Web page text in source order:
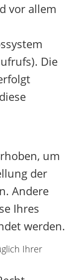
vor allem
Die
um
der
Andere
Ihres
werden.
Ihrer